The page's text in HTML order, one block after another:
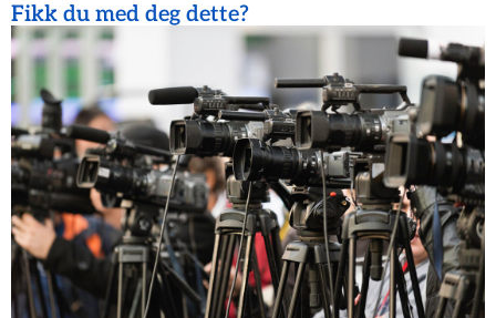
Fikk du med deg dette?